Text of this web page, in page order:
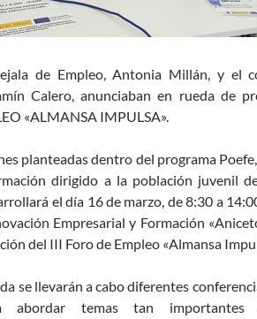
de Empleo, Antonia Millán, y el
Calero, anunciaban en rueda de
«ALMANSA IMPULSA».
planteadas dentro del programa
dirigido a la población juvenil
el día 16 de marzo, de 8:30 a
Empresarial y Formación
del III Foro de Empleo «Almansa
se llevarán a cabo diferentes
abordar temas tan